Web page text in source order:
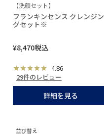
【洗顔セット】
フランキンセンス クレンジン
グセット※
¥8,470税込
4.86
29件のレビュー
詳細を見る
並び替え